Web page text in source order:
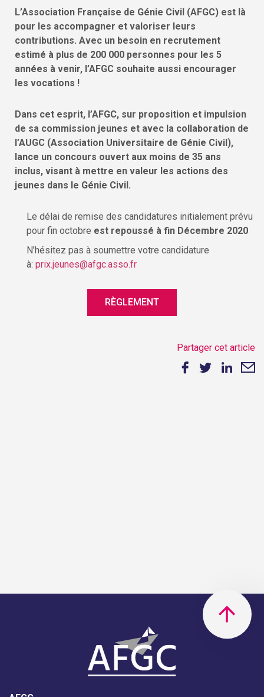
L’Association Française de Génie Civil (AFGC) est là
pour les accompagner et valoriser leurs
contributions. Avec un besoin en recrutement
estimé à plus de 200 000 personnes pour les 5
années à venir, l’AFGC souhaite aussi encourager
les vocations !
Dans cet esprit, l’AFGC, sur proposition et impulsion
de sa commission jeunes et avec la collaboration de
l’AUGC (Association Universitaire de Génie Civil),
lance un concours ouvert aux moins de 35 ans
inclus, visant à mettre en valeur les actions des
jeunes dans le Génie Civil.
Le délai de remise des candidatures initialement prévu
pour fin octobre est repoussé à fin Décembre 2020
N’hésitez pas à soumettre votre candidature
à: prix.jeunes@afgc.asso.fr
RÈGLEMENT
Partager cet article